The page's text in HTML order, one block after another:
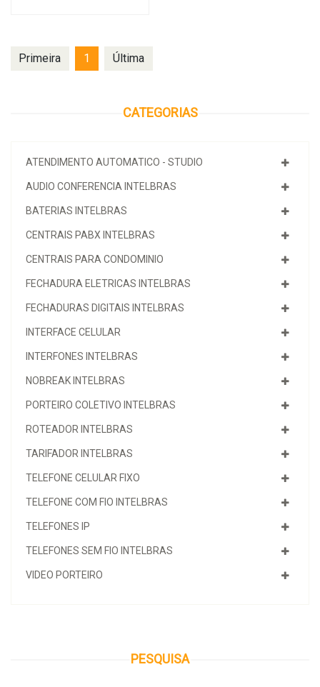
CATEGORIAS
ATENDIMENTO AUTOMATICO - STUDIO
AUDIO CONFERENCIA INTELBRAS
BATERIAS INTELBRAS
CENTRAIS PABX INTELBRAS
CENTRAIS PARA CONDOMINIO
FECHADURA ELETRICAS INTELBRAS
FECHADURAS DIGITAIS INTELBRAS
INTERFACE CELULAR
INTERFONES INTELBRAS
NOBREAK INTELBRAS
PORTEIRO COLETIVO INTELBRAS
ROTEADOR INTELBRAS
TARIFADOR INTELBRAS
TELEFONE CELULAR FIXO
TELEFONE COM FIO INTELBRAS
TELEFONES IP
TELEFONES SEM FIO INTELBRAS
VIDEO PORTEIRO
PESQUISA
Primeira 1 Última